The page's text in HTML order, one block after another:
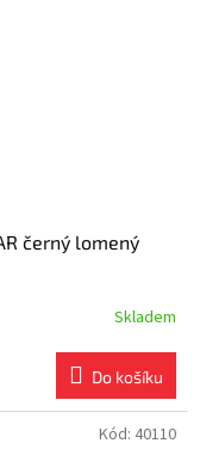
černý lomený
Skladem
Do košíku
Kód: 40110